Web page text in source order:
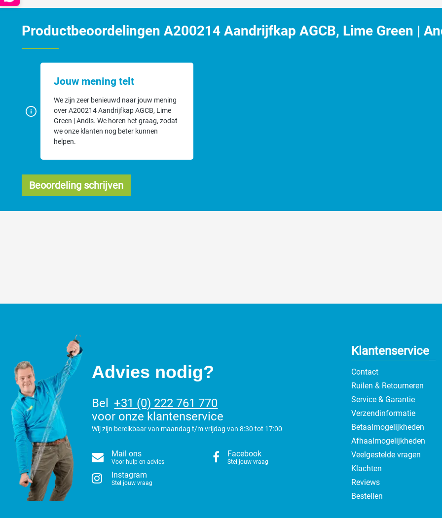
Productbeoordelingen A200214 Aandrijfkap AGCB, Lime Green |
Jouw mening telt
We zijn zeer benieuwd naar jouw mening
over A200214 Aandrijfkap AGCB, Lime
Green | Andis. We horen het graag, zodat
we onze klanten nog beter kunnen
helpen.
Beoordeling schrijven
Klantenservice
Contact
Ruilen & Retourneren
Service & Garantie
Verzendinformatie
Betaalmogelijkheden
Afhaalmogelijkheden
Veelgestelde vragen
Klachten
Reviews
Bestellen
Advies nodig?
Bel
+31 (0) 222 761 770
voor onze klantenservice
Wij zijn bereikbaar van maandag t/m vrijdag van 8:30 tot 17:00
Mail ons
Voor hulp en advies
Facebook
Stel jouw vraag
Instagram
Stel jouw vraag